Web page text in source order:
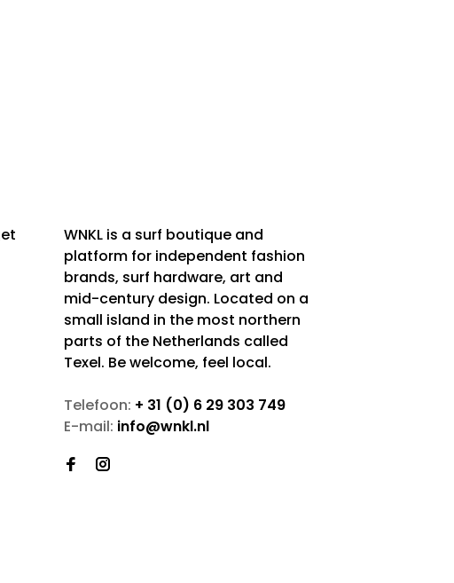
WNKL is a surf boutique and
platform for independent fashion
brands, surf hardware, art and
mid-century design. Located on a
small island in the most northern
parts of the Netherlands called
Texel. Be welcome, feel local.
Telefoon: + 31 (0) 6 29 303 749
E-mail: info@wnkl.nl